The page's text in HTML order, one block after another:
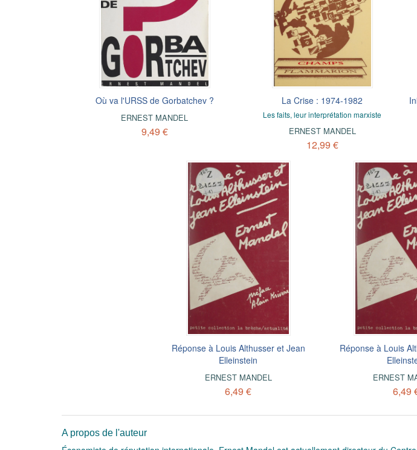
Où va l'URSS de Gorbatchev ?
ERNEST MANDEL
9,49 €
La Crise : 1974-1982
Les faits, leur interprétation marxiste
ERNEST MANDEL
12,99 €
Réponse à Louis Althusser et Jean
Elleinstein
ERNEST MANDEL
6,49 €
Réponse à Louis
ERNEST
6,49
A propos de l'auteur